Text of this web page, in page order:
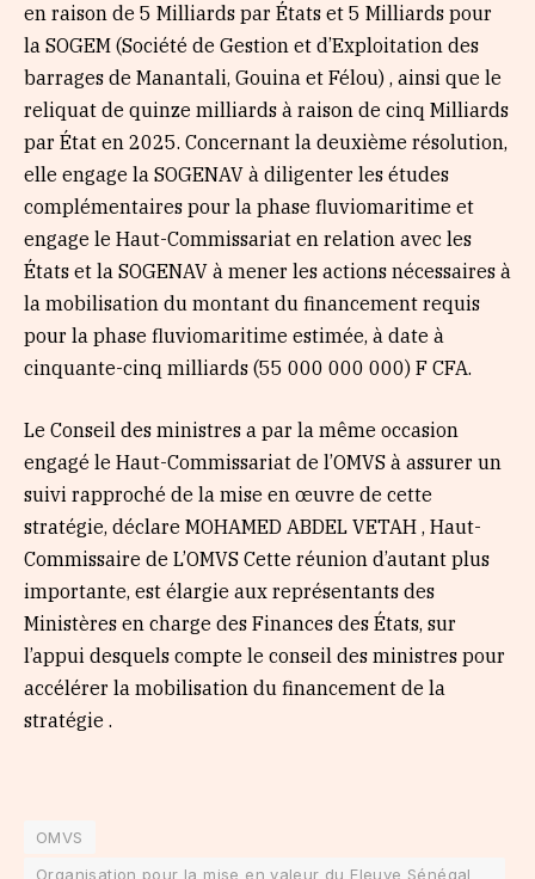
en raison de 5 Milliards par États et 5 Milliards pour
la SOGEM (Société de Gestion et d’Exploitation des
barrages de Manantali, Gouina et Félou) , ainsi que le
reliquat de quinze milliards à raison de cinq Milliards
par État en 2025. Concernant la deuxième résolution,
elle engage la SOGENAV à diligenter les études
complémentaires pour la phase fluviomaritime et
engage le Haut-Commissariat en relation avec les
États et la SOGENAV à mener les actions nécessaires à
la mobilisation du montant du financement requis
pour la phase fluviomaritime estimée, à date à
cinquante-cinq milliards (55 000 000 000) F CFA.
Le Conseil des ministres a par la même occasion
engagé le Haut-Commissariat de l’OMVS à assurer un
suivi rapproché de la mise en œuvre de cette
stratégie, déclare MOHAMED ABDEL VETAH , Haut-
Commissaire de L’OMVS Cette réunion d’autant plus
importante, est élargie aux représentants des
Ministères en charge des Finances des États, sur
l’appui desquels compte le conseil des ministres pour
accélérer la mobilisation du financement de la
stratégie .
OMVS
Organisation pour la mise en valeur du Fleuve Sénégal